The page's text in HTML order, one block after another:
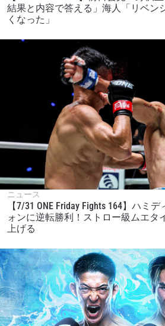
結果と内容で答える」海人「リベン
くなった」
ニュース
【7/31 ONE Friday Fights 164】ハミ
ォンに逆転勝利！ストロー級ムエタ
上げる